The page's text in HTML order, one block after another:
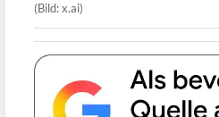
(Bild: x.ai)